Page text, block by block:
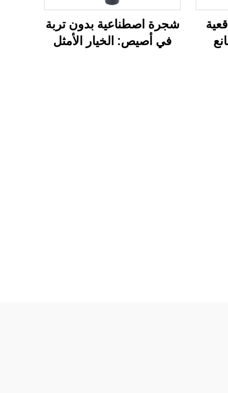
شجرة اصطناعية بدون تربة
في أصيص: الخيار الأمثل